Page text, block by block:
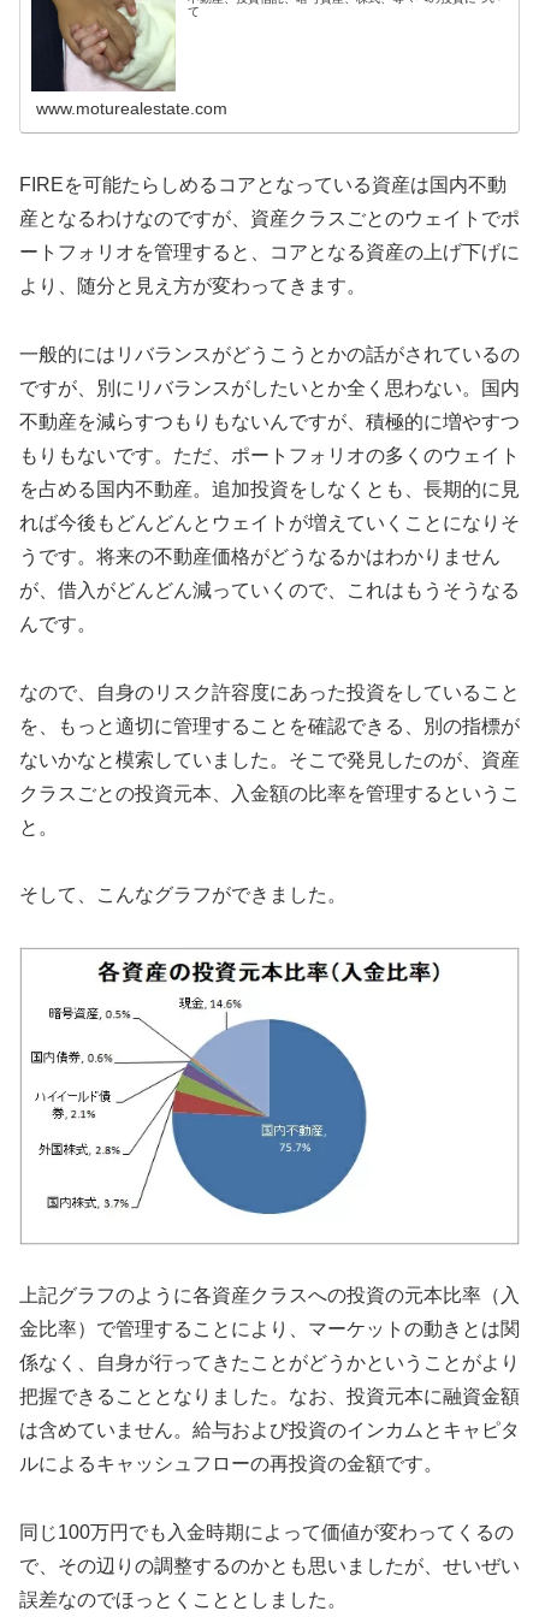
て
www.moturealestate.com
FIREを可能たらしめるコアとなっている資産は国内不動
産となるわけなのですが、資産クラスごとのウェイトでポ
ートフォリオを管理すると、コアとなる資産の上げ下げに
より、随分と見え方が変わってきます。
一般的にはリバランスがどうこうとかの話がされているの
ですが、別にリバランスがしたいとか全く思わない。国内
不動産を減らすつもりもないんですが、積極的に増やすつ
もりもないです。ただ、ポートフォリオの多くのウェイト
を占める国内不動産。追加投資をしなくとも、長期的に見
れば今後もどんどんとウェイトが増えていくことになりそ
うです。将来の不動産価格がどうなるかはわかりません
が、借入がどんどん減っていくので、これはもうそうなる
んです。
なので、自身のリスク許容度にあった投資をしていること
を、もっと適切に管理することを確認できる、別の指標が
ないかなと模索していました。そこで発見したのが、資産
クラスごとの投資元本、入金額の比率を管理するというこ
と。
そして、こんなグラフができました。
上記グラフのように各資産クラスへの投資の元本比率（入
金比率）で管理することにより、マーケットの動きとは関
係なく、自身が行ってきたことがどうかということがより
把握できることとなりました。なお、投資元本に融資金額
は含めていません。給与および投資のインカムとキャピタ
ルによるキャッシュフローの再投資の金額です。
同じ100万円でも入金時期によって価値が変わってくるの
で、その辺りの調整するのかとも思いましたが、せいぜい
誤差なのでほっとくこととしました。